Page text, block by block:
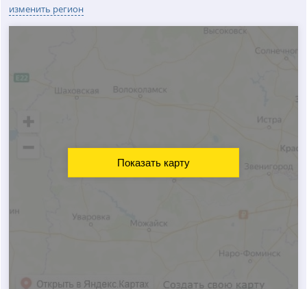
изменить регион
Показать карту